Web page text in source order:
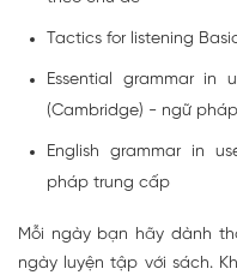
Tactics for listening
Essential grammar in
(Cambridge) - ngữ
English grammar in
pháp trung cấp
Mỗi ngày bạn hãy dành
ngày luyện tập với sách.